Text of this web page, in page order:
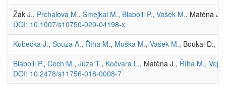
Žák J., Prchalová M., Šmejkal M., Blabolil P., Vašek M., Matěna J.,
DOI: 10.1007/s10750-020-04198-x
Kubečka J., Souza A., Říha M., Muška M., Vašek M., Boukal D.,
Blabolil P., Čech M., Jůza T., Kočvara L., Matěna J., Říha M.,
DOI: 10.2478/s11756-018-0008-7